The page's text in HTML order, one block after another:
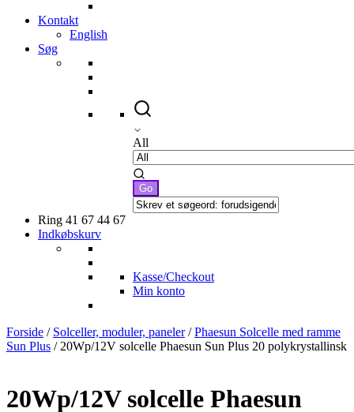
Kontakt
English
Søg
All
Ring 41 67 44 67
Indkøbskurv
Kasse/Checkout
Min konto
Forside / Solceller, moduler, paneler/Phaesun Solcelle med ramme
Sun Plus / 20Wp/12V solcelle Phaesun Sun Plus 20 polykrystallinsk
20Wp/12V solcelle Phaesun